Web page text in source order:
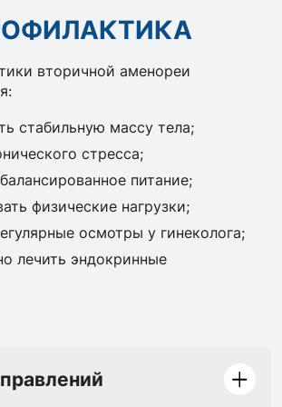
вторичной аменореи
стабильную массу тела;
стресса;
питание;
физические нагрузки;
осмотры у гинеколога;
лечить эндокринные